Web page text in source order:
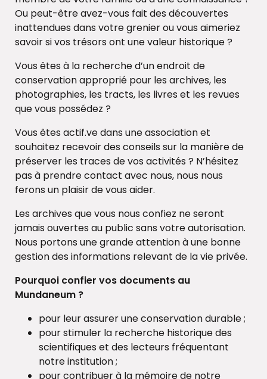
Ou peut-être avez-vous fait des découvertes
inattendues dans votre grenier ou vous aimeriez
savoir si vos trésors ont une valeur historique ?
Vous êtes à la recherche d’un endroit de
conservation approprié pour les archives, les
photographies, les tracts, les livres et les revues
que vous possédez ?
Vous êtes actif.ve dans une association et
souhaitez recevoir des conseils sur la manière de
préserver les traces de vos activités ? N’hésitez
pas à prendre contact avec nous, nous nous
ferons un plaisir de vous aider.
Les archives que vous nous confiez ne seront
jamais ouvertes au public sans votre autorisation.
Nous portons une grande attention à une bonne
gestion des informations relevant de la vie privée.
Pourquoi confier vos documents au
Mundaneum ?
pour leur assurer une conservation durable ;
pour stimuler la recherche historique des
scientifiques et des lecteurs fréquentant
notre institution ;
pour contribuer à la mémoire de notre